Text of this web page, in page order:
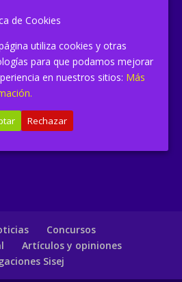
Jurisprudencia
Ministro de Justicia
Portavoz
reforma
sindicato sisej
Concursos
Artículos y opiniones
Sisej
de Cookies
utiliza cookies y otras
para que podamos mejorar
en nuestros sitios: Más
Rechazar